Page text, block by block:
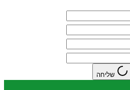
שליחה